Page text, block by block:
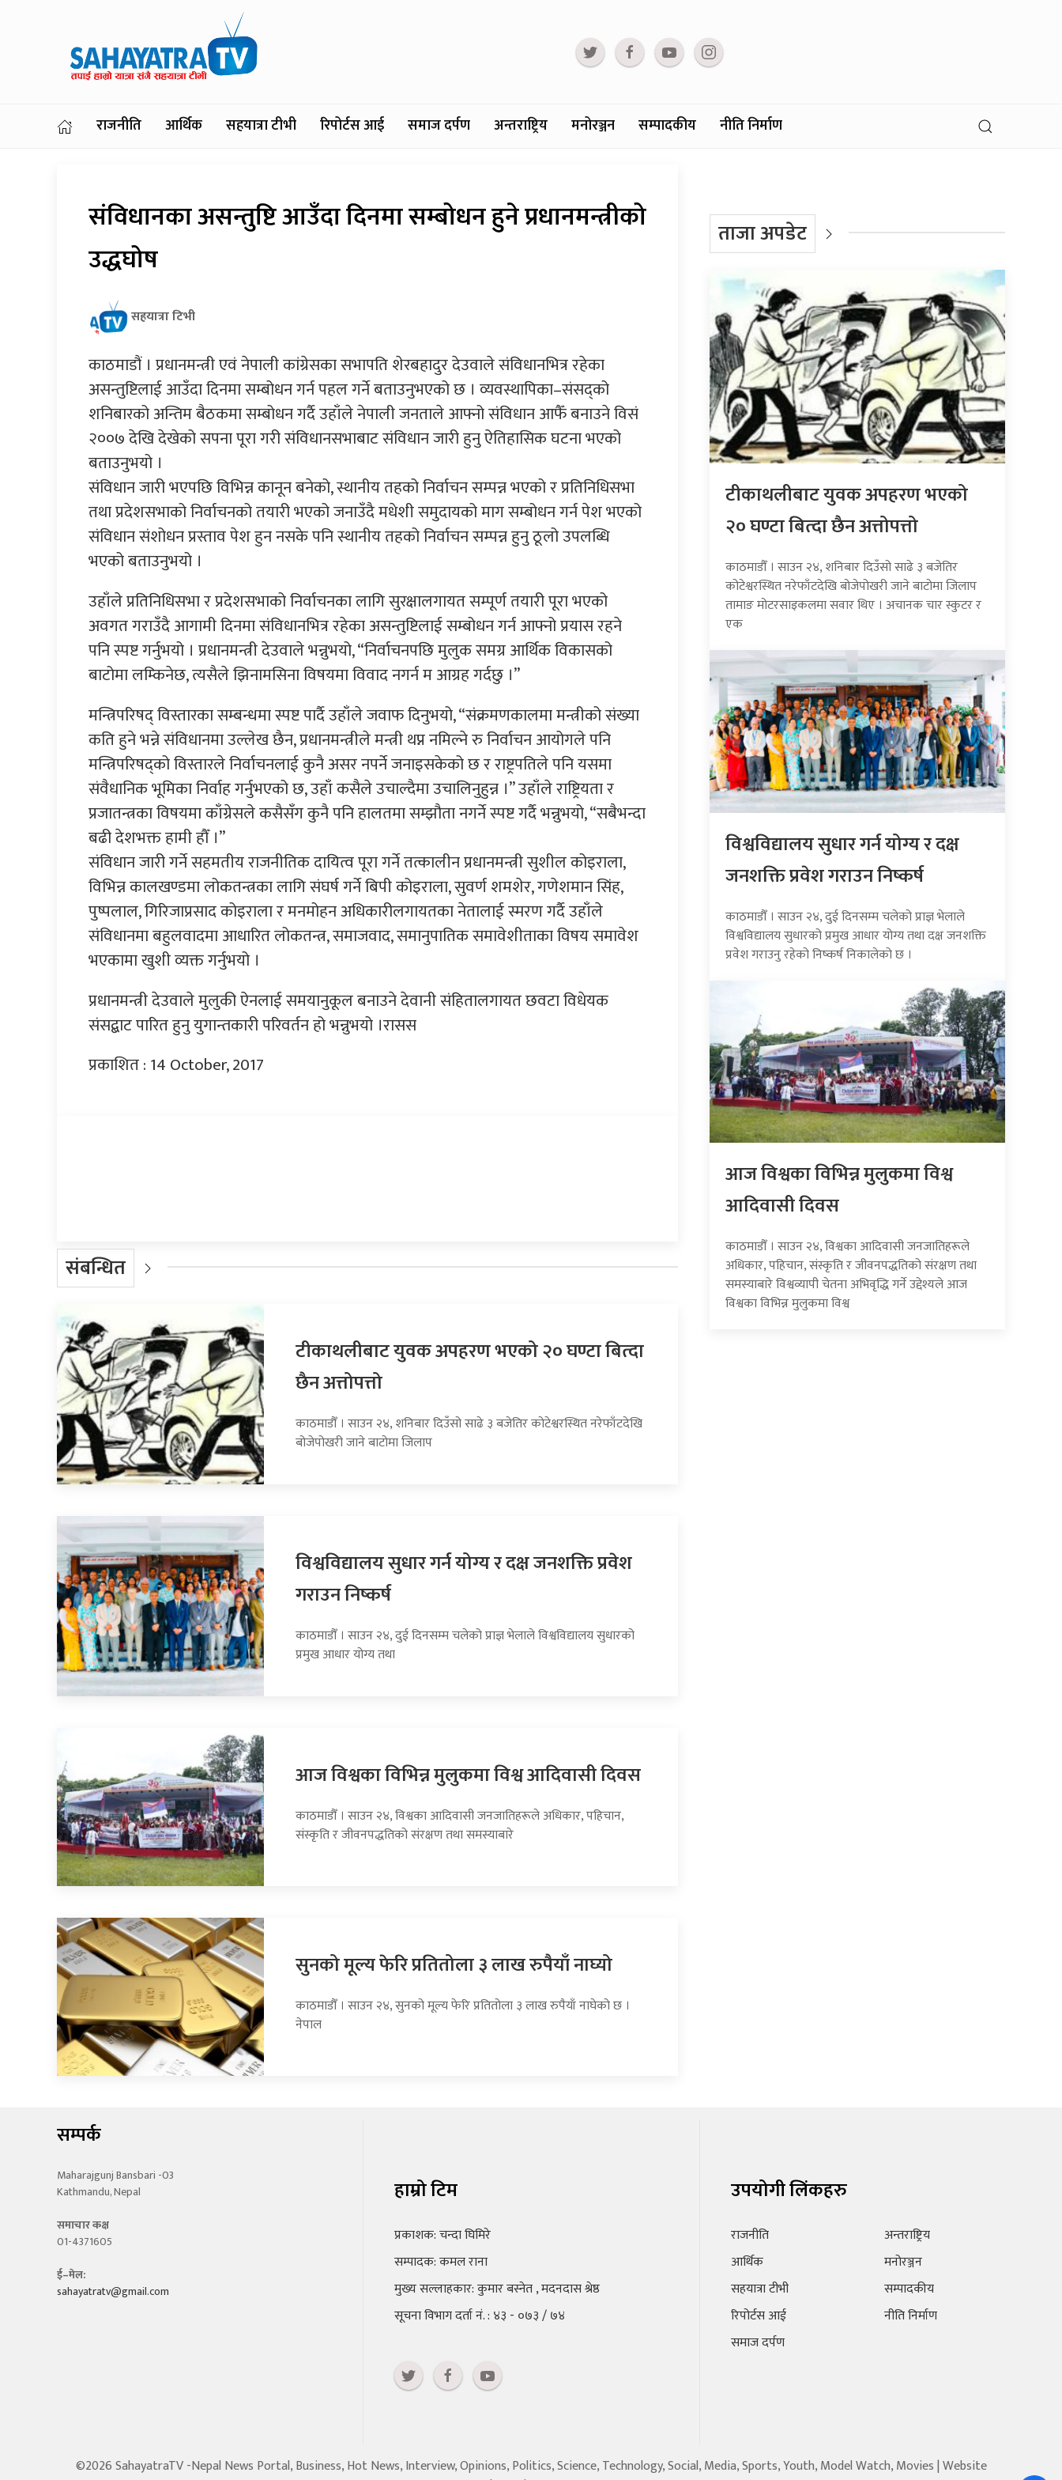
राजनीति आर्थिक सहयात्रा टीभी रिपोर्टस आई समाज दर्पण अन्तराष्ट्रिय मनोरञ्जन सम्पादकीय नीति निर्माण
संविधानका असन्तुष्टि आउँदा दिनमा सम्बोधन हुने प्रधानमन्त्रीको
उद्धघोष
सहयात्रा टिभी
काठमाडौं । प्रधानमन्त्री एवं नेपाली कांग्रेसका सभापति शेरबहादुर देउवाले संविधानभित्र रहेका
असन्तुष्टिलाई आउँदा दिनमा सम्बोधन गर्न पहल गर्ने बताउनुभएको छ । व्यवस्थापिका–संसद्को
शनिबारको अन्तिम बैठकमा सम्बोधन गर्दै उहाँले नेपाली जनताले आफ्नो संविधान आफैँ बनाउने विसं
२००७ देखि देखेको सपना पूरा गरी संविधानसभाबाट संविधान जारी हुनु ऐतिहासिक घटना भएको
बताउनुभयो ।
संविधान जारी भएपछि विभिन्न कानून बनेको, स्थानीय तहको निर्वाचन सम्पन्न भएको र प्रतिनिधिसभा
तथा प्रदेशसभाको निर्वाचनको तयारी भएको जनाउँदै मधेशी समुदायको माग सम्बोधन गर्न पेश भएको
संविधान संशोधन प्रस्ताव पेश हुन नसके पनि स्थानीय तहको निर्वाचन सम्पन्न हुनु ठूलो उपलब्धि
भएको बताउनुभयो ।
उहाँले प्रतिनिधिसभा र प्रदेशसभाको निर्वाचनका लागि सुरक्षालगायत सम्पूर्ण तयारी पूरा भएको
अवगत गराउँदै आगामी दिनमा संविधानभित्र रहेका असन्तुष्टिलाई सम्बोधन गर्न आफ्नो प्रयास रहने
पनि स्पष्ट गर्नुभयो । प्रधानमन्त्री देउवाले भन्नुभयो, “निर्वाचनपछि मुलुक समग्र आर्थिक विकासको
बाटोमा लम्किनेछ, त्यसैले झिनामसिना विषयमा विवाद नगर्न म आग्रह गर्दछु ।”
मन्त्रिपरिषद् विस्तारका सम्बन्धमा स्पष्ट पार्दै उहाँले जवाफ दिनुभयो, “संक्रमणकालमा मन्त्रीको संख्या
कति हुने भन्ने संविधानमा उल्लेख छैन, प्रधानमन्त्रीले मन्त्री थप्न नमिल्ने रु निर्वाचन आयोगले पनि
मन्त्रिपरिषद्को विस्तारले निर्वाचनलाई कुनै असर नपर्ने जनाइसकेको छ र राष्ट्रपतिले पनि यसमा
संवैधानिक भूमिका निर्वाह गर्नुभएको छ, उहाँ कसैले उचाल्दैमा उचालिनुहुन्न ।” उहाँले राष्ट्रियता र
प्रजातन्त्रका विषयमा काँग्रेसले कसैसँग कुनै पनि हालतमा सम्झौता नगर्ने स्पष्ट गर्दै भन्नुभयो, “सबैभन्दा
बढी देशभक्त हामी हौँ ।”
संविधान जारी गर्ने सहमतीय राजनीतिक दायित्व पूरा गर्ने तत्कालीन प्रधानमन्त्री सुशील कोइराला,
विभिन्न कालखण्डमा लोकतन्त्रका लागि संघर्ष गर्ने बिपी कोइराला, सुवर्ण शमशेर, गणेशमान सिंह,
पुष्पलाल, गिरिजाप्रसाद कोइराला र मनमोहन अधिकारीलगायतका नेतालाई स्मरण गर्दै उहाँले
संविधानमा बहुलवादमा आधारित लोकतन्त्र, समाजवाद, समानुपातिक समावेशीताका विषय समावेश
भएकामा खुशी व्यक्त गर्नुभयो ।
प्रधानमन्त्री देउवाले मुलुकी ऐनलाई समयानुकूल बनाउने देवानी संहितालगायत छवटा विधेयक
संसद्बाट पारित हुनु युगान्तकारी परिवर्तन हो भन्नुभयो ।रासस
प्रकाशित : 14 October, 2017
संबन्धित
टीकाथलीबाट युवक अपहरण भएको २० घण्टा बित्दा
छैन अत्तोपत्तो
काठमाडौँ । साउन २४, शनिबार दिउँसो साढे ३ बजेतिर कोटेश्वरस्थित नरेफाँटदेखि
बोजेपोखरी जाने बाटोमा जिलाप
विश्वविद्यालय सुधार गर्न योग्य र दक्ष जनशक्ति प्रवेश
गराउन निष्कर्ष
काठमाडौँ । साउन २४, दुई दिनसम्म चलेको प्राज्ञ भेलाले विश्वविद्यालय सुधारको
प्रमुख आधार योग्य तथा
आज विश्वका विभिन्न मुलुकमा विश्व आदिवासी दिवस
काठमाडौँ । साउन २४, विश्वका आदिवासी जनजातिहरूले अधिकार, पहिचान,
संस्कृति र जीवनपद्धतिको संरक्षण तथा समस्याबारे
सुनको मूल्य फेरि प्रतितोला ३ लाख रुपैयाँ नाघ्यो
काठमाडौँ । साउन २४, सुनको मूल्य फेरि प्रतितोला ३ लाख रुपैयाँ नाघेको छ ।
नेपाल
ताजा अपडेट
टीकाथलीबाट युवक अपहरण भएको
२० घण्टा बित्दा छैन अत्तोपत्तो
काठमाडौँ । साउन २४, शनिबार दिउँसो साढे ३ बजेतिर
कोटेश्वरस्थित नरेफाँटदेखि बोजेपोखरी जाने बाटोमा जिलाप
तामाङ मोटरसाइकलमा सवार थिए । अचानक चार स्कुटर र
एक
विश्वविद्यालय सुधार गर्न योग्य र दक्ष
जनशक्ति प्रवेश गराउन निष्कर्ष
काठमाडौँ । साउन २४, दुई दिनसम्म चलेको प्राज्ञ भेलाले
विश्वविद्यालय सुधारको प्रमुख आधार योग्य तथा दक्ष जनशक्ति
प्रवेश गराउनु रहेको निष्कर्ष निकालेको छ ।
आज विश्वका विभिन्न मुलुकमा विश्व
आदिवासी दिवस
काठमाडौँ । साउन २४, विश्वका आदिवासी जनजातिहरूले
अधिकार, पहिचान, संस्कृति र जीवनपद्धतिको संरक्षण तथा
समस्याबारे विश्वव्यापी चेतना अभिवृद्धि गर्ने उद्देश्यले आज
विश्वका विभिन्न मुलुकमा विश्व
सम्पर्क
Maharajgunj Bansbari -03
Kathmandu, Nepal
समाचार कक्ष
01-4371605
ई–मेल:
sahayatratv@gmail.com
हाम्रो टिम
प्रकाशक: चन्दा घिमिरे
सम्पादक: कमल राना
मुख्य सल्लाहकार: कुमार बस्नेत , मदनदास श्रेष्ठ
सूचना विभाग दर्ता नं. : ४३ - ०७३ / ७४
उपयोगी लिंकहरु
राजनीति
आर्थिक
सहयात्रा टीभी
रिपोर्टस आई
समाज दर्पण
अन्तराष्ट्रिय
मनोरञ्जन
सम्पादकीय
नीति निर्माण
©2026 SahayatraTV -Nepal News Portal, Business, Hot News, Interview, Opinions, Politics, Science, Technology, Social, Media, Sports, Youth, Model Watch, Movies | Website